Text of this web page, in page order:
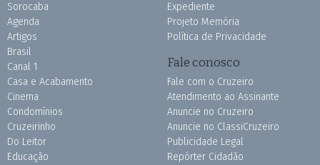
Sorocaba
Agenda
Artigos
Brasil
Canal 1
Casa e Acabamento
Cinema
Condomínios
Cruzeirinho
Do Leitor
Educação
Expediente
Projeto Memória
Política de Privacidade
Fale conosco
Fale com o Cruzeiro
Atendimento ao Assinante
Anuncie no Cruzeiro
Anuncie no ClassiCruzeiro
Publicidade Legal
Repórter Cidadão